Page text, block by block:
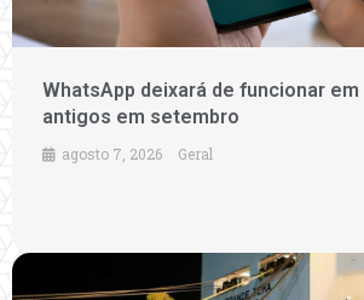
WhatsApp deixará de funcionar
antigos em setembro
agosto 7, 2026 Geral